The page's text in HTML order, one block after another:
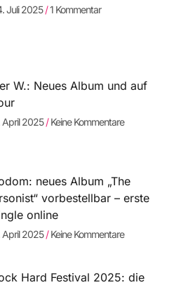
Juli 2025 1 Kommentar
W.: Neues Album und auf
April 2025 Keine Kommentare
neues Album „The
vorbestellbar – erste
online
April 2025 Keine Kommentare
Hard Festival 2025: die